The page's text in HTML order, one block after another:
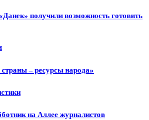
получили возможность готовить
– ресурсы народа»
на Аллее журналистов